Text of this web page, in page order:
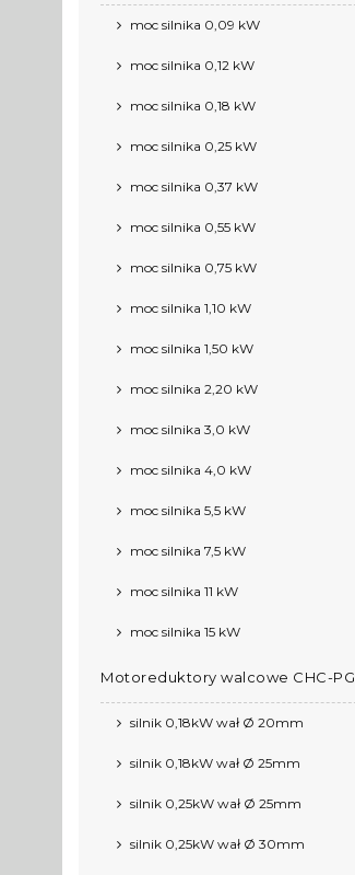
moc silnika 0,09 kW
moc silnika 0,12 kW
moc silnika 0,18 kW
moc silnika 0,25 kW
moc silnika 0,37 kW
moc silnika 0,55 kW
moc silnika 0,75 kW
moc silnika 1,10 kW
moc silnika 1,50 kW
moc silnika 2,20 kW
moc silnika 3,0 kW
moc silnika 4,0 kW
moc silnika 5,5 kW
moc silnika 7,5 kW
moc silnika 11 kW
moc silnika 15 kW
Motoreduktory walcowe CHC-PG
silnik 0,18kW wał Ø 20mm
silnik 0,18kW wał Ø 25mm
silnik 0,25kW wał Ø 25mm
silnik 0,25kW wał Ø 30mm